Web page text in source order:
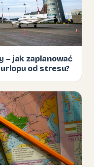
– jak zaplanować
od stresu?